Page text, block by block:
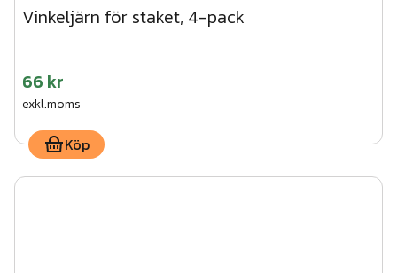
Vinkeljärn för staket, 4-pack
66 kr
exkl.moms
Köp